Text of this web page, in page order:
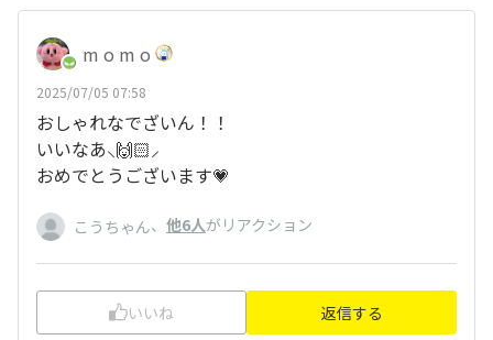
m o m o
2025/07/05 07:58
おしゃれなでざいん！！
いいなあ⸜🙌🏻⸝‍
おめでとうございます💗
こうちゃん、 他6人がリアクション
いいね 返信する